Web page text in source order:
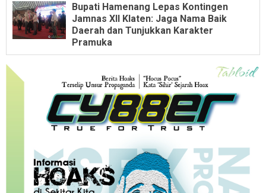
Bupati Hamenang Lepas Kontingen
Jamnas XII Klaten: Jaga Nama Baik
Daerah dan Tunjukkan Karakter
Pramuka